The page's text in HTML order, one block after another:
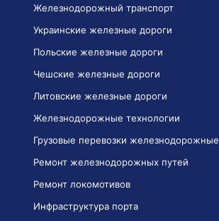
Железнодорожный транспорт
Украинские железные дороги
Польские железные дороги
Чешские железные дороги
Литовские железные дороги
Железнодорожные технологии
Грузовые перевозки железнодорожные
Ремонт железнодорожных путей
Ремонт локомотивов
Инфраструктура порта